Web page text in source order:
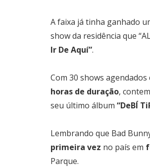
A faixa já tinha ganhado
show da residência que
Ir De Aquí”.
Com 30 shows
horas de duração,
seu último álbum “DeBÍ
Lembrando que Bad
primeira vez no país em
Parque.